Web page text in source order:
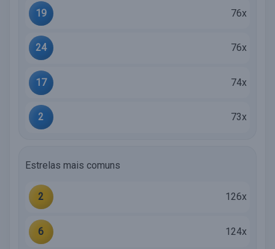
19 76x
24 76x
17 74x
2 73x
Estrelas mais comuns
2 126x
6 124x